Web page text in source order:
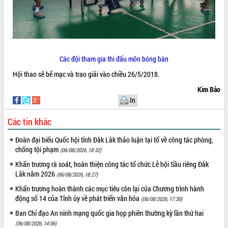
món ăn từ sầu riêng
Đắk Lắk công bố Quy hoạch và xúc
tiến đầu tư tỉnh
Ngành cá ngừ Đắk Lắk chủ động thích
Diễn đàn Kinh tế tư nhân Việt Nam đột
phá cơ chế - Hợp tác công tư
cải cách hành chính tỉnh Đắk Lắk
Kết nối tour, đẩy mạnh chuyển đổi số
để phát triển du lịch Đắk Lắk
Khởi động Dự án Đầu tư xây dựng hạ
tầng kỹ thuật Cụm công nghiệp Tân
Tiến
Gặp mặt các cơ quan báo chí nhân Kỷ
niệm 101 năm Ngày Báo chí Cách
mạng Việt Nam
Đắk Lắk sơ kết 4 năm triển khai thực
Họp báo thông tin về Hội nghị Công bố
Các đội tham gia thi đấu môn bóng bàn
Hội thao sẽ bế mạc và trao giải vào chiều 26/5/2018.
Kim Bảo
In
Các tin khác
Đoàn đại biểu Quốc hội tỉnh Đắk Lắk thảo luận tại tổ về công tác phòng,
chống tội phạm (06/08/2026, 18:32)
Khẩn trương rà soát, hoàn thiện công tác tổ chức Lễ hội Sầu riêng Đắk
Lắk năm 2026 (06/08/2026, 18:27)
Khẩn trương hoàn thành các mục tiêu còn lại của Chương trình hành
động số 14 của Tỉnh ủy về phát triển văn hóa (06/08/2026, 17:30)
Ban Chỉ đạo An ninh mạng quốc gia họp phiên thường kỳ lần thứ hai
(06/08/2026, 14:06)